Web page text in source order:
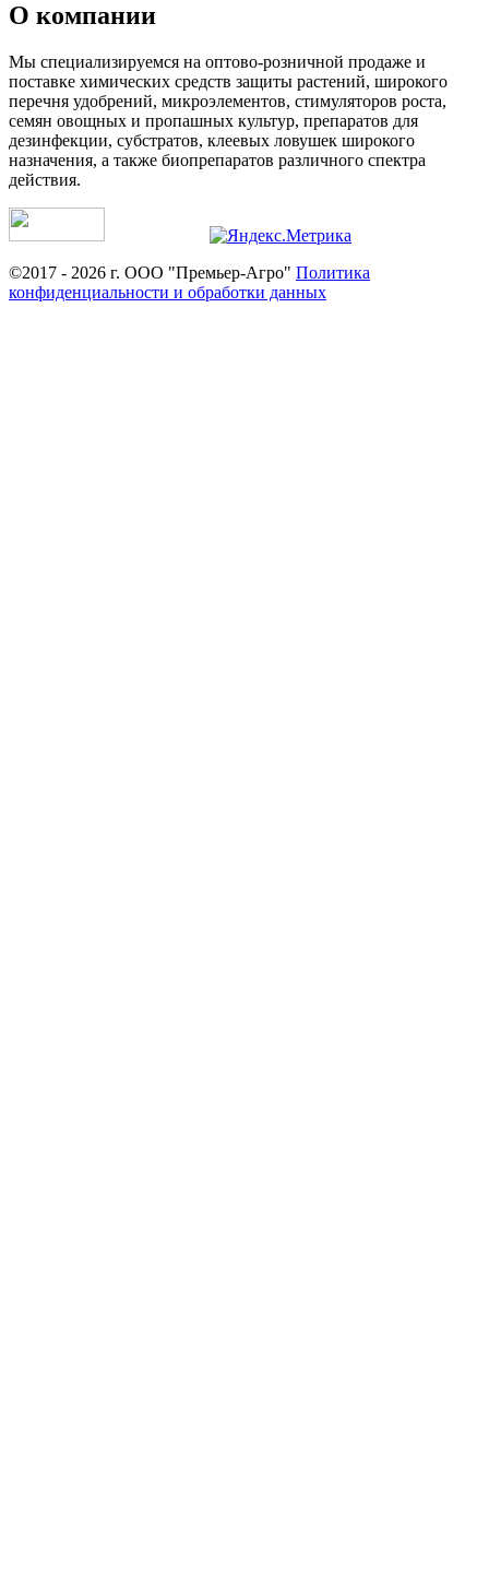
О компании
Мы специализируемся на оптово-розничной продаже и
поставке химических средств защиты растений, широкого
перечня удобрений, микроэлементов, стимуляторов роста,
семян овощных и пропашных культур, препаратов для
дезинфекции, субстратов, клеевых ловушек широкого
назначения, а также биопрепаратов различного спектра
действия.
©2017 - 2026 г. ООО "Премьер-Агро" Политика
конфиденциальности и обработки данных